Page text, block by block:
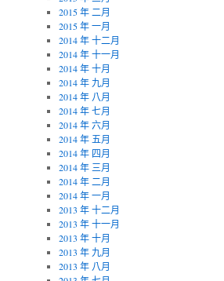
2015 年 二月
2015 年 一月
2014 年 十二月
2014 年 十一月
2014 年 十月
2014 年 九月
2014 年 八月
2014 年 七月
2014 年 六月
2014 年 五月
2014 年 四月
2014 年 三月
2014 年 二月
2014 年 一月
2013 年 十二月
2013 年 十一月
2013 年 十月
2013 年 九月
2013 年 八月